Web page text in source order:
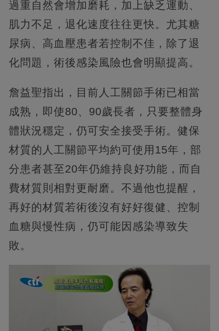
過重自然會增加磨耗，加上缺乏運動、
肌力不足，退化速度往往更快。尤其糖
尿病、高血壓患者若控制不佳，除了退
化問題，術後感染風險也會明顯提高。
詹益聖指出，目前人工關節手術已相當
成熟，即使80、90歲長者，只要整體身
體狀況穩定，仍可安全接受手術。健保
材質的人工關節平均約可使用15年，部
分患者甚至20年仍維持良好功能，而自
費材質則相對更耐磨。不過他也提醒，
再好的材質若術後沒有好好復健、控制
血糖與慢性病，仍可能因感染導致失
敗。